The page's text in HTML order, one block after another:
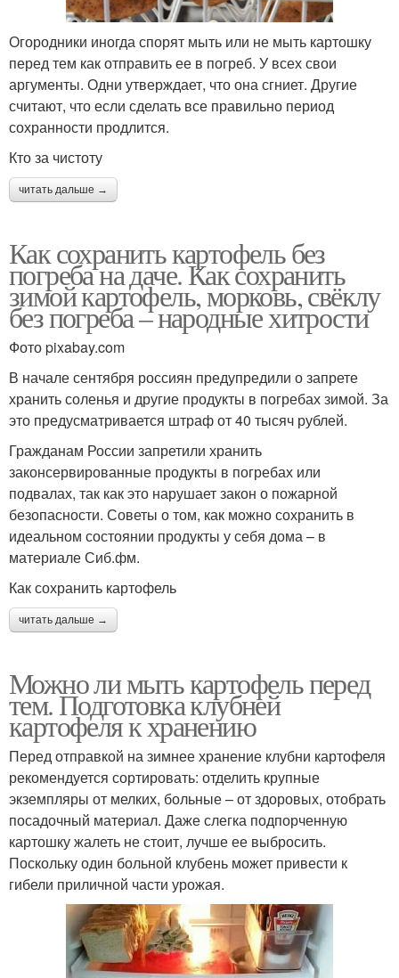
Огородники иногда спорят мыть или не мыть картошку
перед тем как отправить ее в погреб. У всех свои
аргументы. Одни утверждает, что она сгниет. Другие
считают, что если сделать все правильно период
сохранности продлится.
Кто за чистоту
читать дальше →
Как сохранить картофель без
погреба на даче. Как сохранить
зимой картофель, морковь, свёклу
без погреба – народные хитрости
Фото pixabay.com
В начале сентября россиян предупредили о запрете
хранить соленья и другие продукты в погребах зимой. За
это предусматривается штраф от 40 тысяч рублей.
Гражданам России запретили хранить
законсервированные продукты в погребах или
подвалах, так как это нарушает закон о пожарной
безопасности. Советы о том, как можно сохранить в
идеальном состоянии продукты у себя дома – в
материале Сиб.фм.
Как сохранить картофель
читать дальше →
Можно ли мыть картофель перед
тем. Подготовка клубней
картофеля к хранению
Перед отправкой на зимнее хранение клубни картофеля
рекомендуется сортировать: отделить крупные
экземпляры от мелких, больные – от здоровых, отобрать
посадочный материал. Даже слегка подпорченную
картошку жалеть не стоит, лучше ее выбросить.
Поскольку один больной клубень может привести к
гибели приличной части урожая.